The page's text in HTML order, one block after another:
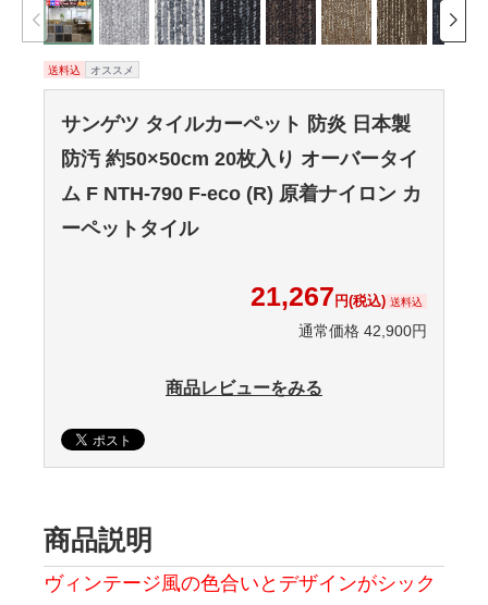
送料込 オススメ
サンゲツ タイルカーペット 防炎 日本製
防汚 約50×50cm 20枚入り オーバータイ
ム F NTH-790 F-eco (R) 原着ナイロン カ
ーペットタイル
21,267 円(税込) 送料込
通常価格 42,900円
商品レビューをみる
商品説明
ヴィンテージ風の色合いとデザインがシック